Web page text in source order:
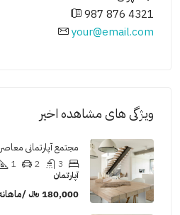
987 876 4321
your@email.com
ویژگی های مشاهده اخیر
مجتمع آپارتمانی معاصر
3
2
1
آپارتمان
180,000 ﷼ /ماهانه